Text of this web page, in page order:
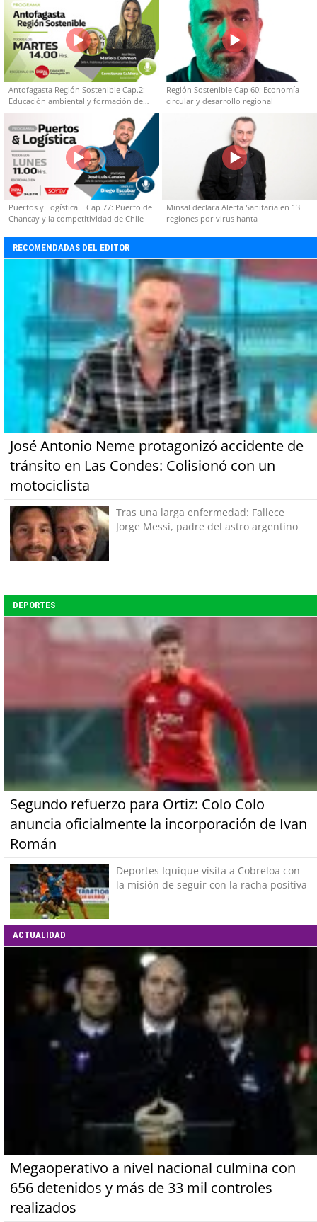
Antofagasta Región Sostenible Cap.2:
Educación ambiental y formación de
capacidades técnicas
Región Sostenible Cap 60: Economía
circular y desarrollo regional
Puertos y Logística II Cap 77: Puerto de
Chancay y la competitividad de Chile
Minsal declara Alerta Sanitaria en 13
regiones por virus hanta
RECOMENDADAS DEL EDITOR
José Antonio Neme protagonizó accidente de
tránsito en Las Condes: Colisionó con un
motociclista
Tras una larga enfermedad: Fallece
Jorge Messi, padre del astro argentino
DEPORTES
Segundo refuerzo para Ortiz: Colo Colo
anuncia oficialmente la incorporación de Ivan
Román
Deportes Iquique visita a Cobreloa con
la misión de seguir con la racha positiva
ACTUALIDAD
Megaoperativo a nivel nacional culmina con
656 detenidos y más de 33 mil controles
realizados